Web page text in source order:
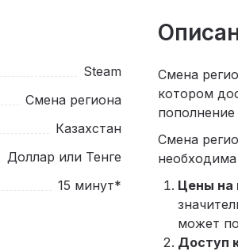
Steam
Смена региона
Казахстан
Доллар или Тенге
15 минут*
Смена
котором
пополнение
Смена
Цены на
может
Доступ